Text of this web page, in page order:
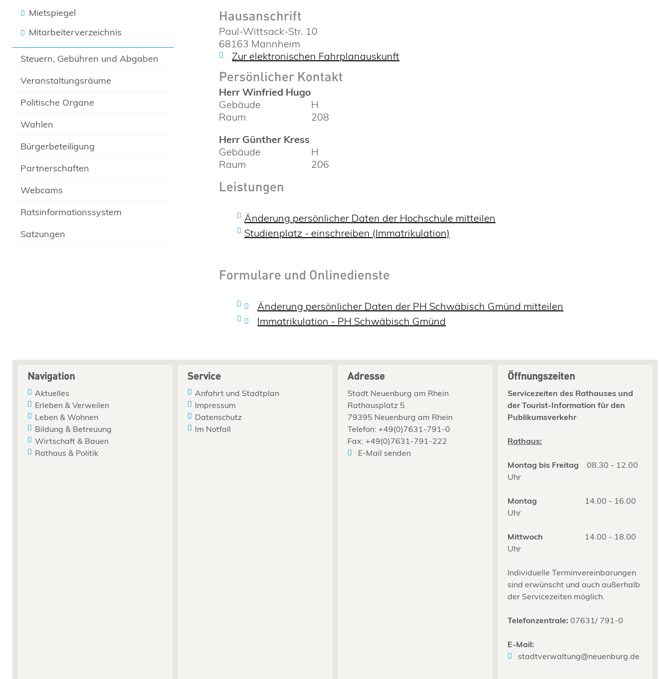
Mietspiegel
Mitarbeiterverzeichnis
Steuern, Gebühren und Abgaben
Veranstaltungsräume
Politische Organe
Wahlen
Bürgerbeteiligung
Partnerschaften
Webcams
Ratsinformationssystem
Satzungen
Hausanschrift
Paul-Wittsack-Str. 10
68163 Mannheim
Zur elektronischen Fahrplanauskunft
Persönlicher Kontakt
Herr Winfried Hugo
Gebäude
H
Raum
208
Herr Günther Kress
Gebäude
H
Raum
206
Leistungen
Änderung persönlicher Daten der Hochschule mitteilen
Studienplatz - einschreiben (Immatrikulation)
Formulare und Onlinedienste
Änderung persönlicher Daten der PH Schwäbisch Gmünd mitteilen
Immatrikulation - PH Schwäbisch Gmünd
Navigation
Aktuelles
Erleben & Verweilen
Leben & Wohnen
Bildung & Betreuung
Wirtschaft & Bauen
Rathaus & Politik
Service
Anfahrt und Stadtplan
Impressum
Datenschutz
Im Notfall
Adresse
Stadt Neuenburg am Rhein
Rathausplatz 5
79395 Neuenburg am Rhein
Telefon: +49(0)7631-791-0
Fax: +49(0)7631-791-222
E-Mail senden
Öffnungszeiten
Servicezeiten des Rathauses und
der Tourist-Information für den
Publikumsverkehr
Rathaus:
Montag bis Freitag 08.30 - 12.00
Uhr
Montag
14.00 - 16.00
Uhr
Mittwoch
14.00 - 18.00
Uhr
Individuelle Terminvereinbarungen
sind erwünscht und auch außerhalb
der Servicezeiten möglich.
Telefonzentrale: 07631/ 791-0
E-Mail:
stadtverwaltung@neuenburg.de